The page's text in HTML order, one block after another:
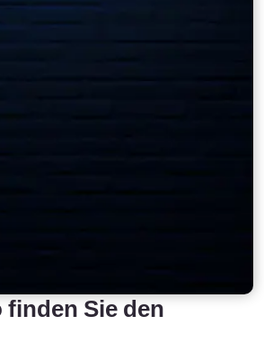
Sie den